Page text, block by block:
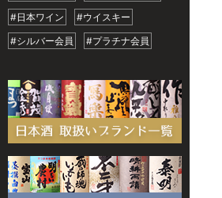
#日本ワイン
#ウイスキー
#シルバー会員
#プラチナ会員